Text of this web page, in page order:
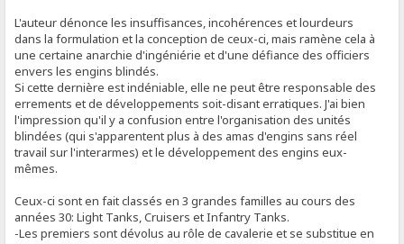
L'auteur dénonce les insuffisances, incohérences et lourdeurs
dans la formulation et la conception de ceux-ci, mais ramène cela à
une certaine anarchie d'ingéniérie et d'une défiance des officiers
envers les engins blindés.
Si cette dernière est indéniable, elle ne peut être responsable des
errements et de développements soit-disant erratiques. J'ai bien
l'impression qu'il y a confusion entre l'organisation des unités
blindées (qui s'apparentent plus à des amas d'engins sans réel
travail sur l'interarmes) et le développement des engins eux-
mêmes.
Ceux-ci sont en fait classés en 3 grandes familles au cours des
années 30: Light Tanks, Cruisers et Infantry Tanks.
-Les premiers sont dévolus au rôle de cavalerie et se substitue en